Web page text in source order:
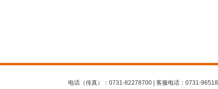
电话（传真）：0731-82278700 | 客服电话：0731-